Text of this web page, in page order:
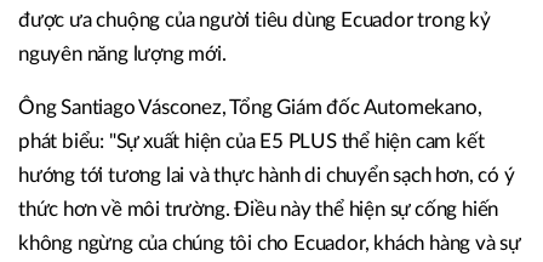
được ưa chuộng của người tiêu dùng Ecuador trong kỷ
nguyên năng lượng mới.
Ông Santiago Vásconez, Tổng Giám đốc Automekano,
phát biểu: "Sự xuất hiện của E5 PLUS thể hiện cam kết
hướng tới tương lai và thực hành di chuyển sạch hơn, có ý
thức hơn về môi trường. Điều này thể hiện sự cống hiến
không ngừng của chúng tôi cho Ecuador, khách hàng và sự